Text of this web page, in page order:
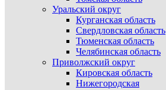
Уральский округ
Курганская область
Свердловская область
Тюменская область
Челябинская область
Приволжский округ
Кировская область
Нижегородская